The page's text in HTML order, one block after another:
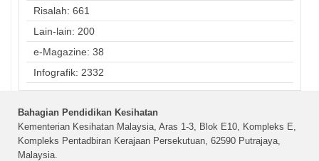
Risalah: 661
Lain-lain: 200
e-Magazine: 38
Infografik: 2332
Bahagian Pendidikan Kesihatan
Kementerian Kesihatan Malaysia, Aras 1-3, Blok E10, Kompleks E,
Kompleks Pentadbiran Kerajaan Persekutuan, 62590 Putrajaya,
Malaysia.